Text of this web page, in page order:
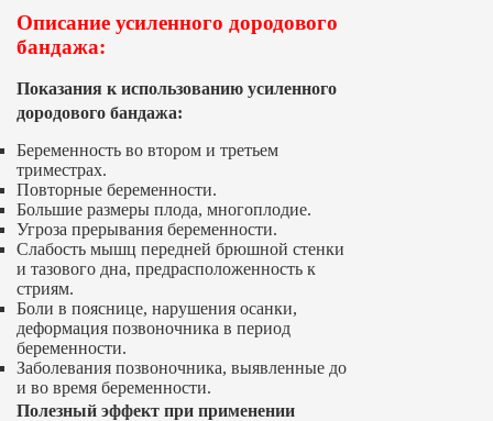
Описание усиленного дородового
бандажа:
Показания к использованию усиленного
дородового бандажа:
Беременность во втором и третьем
триместрах.
Повторные беременности.
Большие размеры плода, многоплодие.
Угроза прерывания беременности.
Слабость мышц передней брюшной стенки
и тазового дна, предрасположенность к
стриям.
Боли в пояснице, нарушения осанки,
деформация позвоночника в период
беременности.
Заболевания позвоночника, выявленные до
и во время беременности.
Полезный эффект при применении